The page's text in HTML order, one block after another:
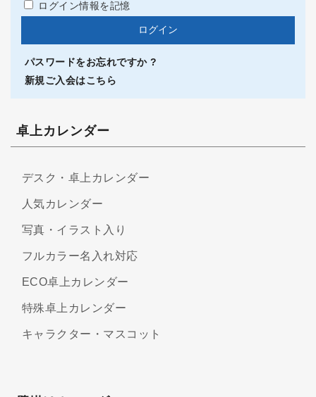
ログイン情報を記憶
パスワードをお忘れですか ?
新規ご入会はこちら
卓上カレンダー
デスク・卓上カレンダー
人気カレンダー
写真・イラスト入り
フルカラー名入れ対応
ECO卓上カレンダー
特殊卓上カレンダー
キャラクター・マスコット